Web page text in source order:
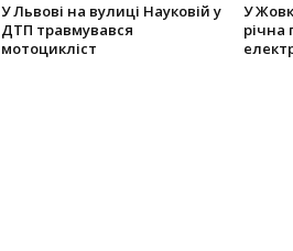
У Львові на вулиці Науковій у
ДТП травмувався
мотоцикліст
У
річна